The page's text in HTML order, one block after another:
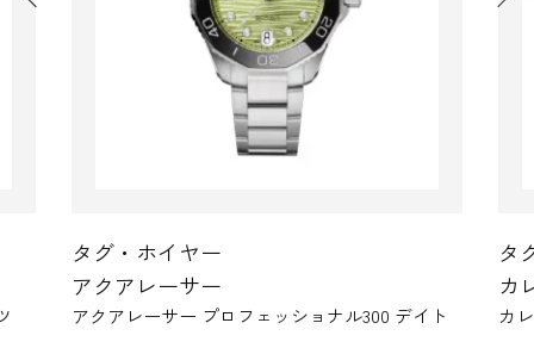
フェッショナル300 デイト カレラ キャリバー ホイヤー02